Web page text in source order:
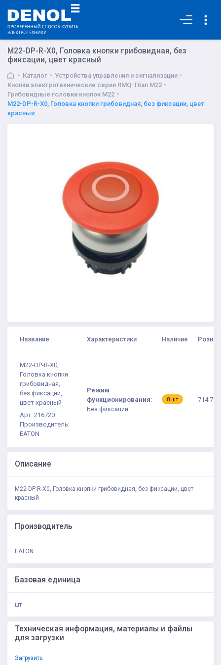
M22-DP-R-X0, Головка кнопки грибовидная, без
фиксации, цвет красный
Каталог
Устройства управления и сигнализации
Кнопки электротехнические серии RMQ-Titan M22
Грибовидные головки кнопок M22
M22-DP-R-X0, Головка кнопки грибовидная, без фиксации, цвет
красный
Название Характеристики Наличие
M22-DP-R-X0,
Головка кнопки
грибовидная,
без фиксации,
цвет красный
Арт: 216720
Производитель:
EATON
Режим
функционирования:
Без фиксации
8 шт 714.77
Описание
M22-DP-R-X0, Головка кнопки грибовидная, без фиксации, цвет
красный
Производитель
EATON
Базовая единица
шт
Техническая информация, материалы и файлы
для загрузки
Загрузить